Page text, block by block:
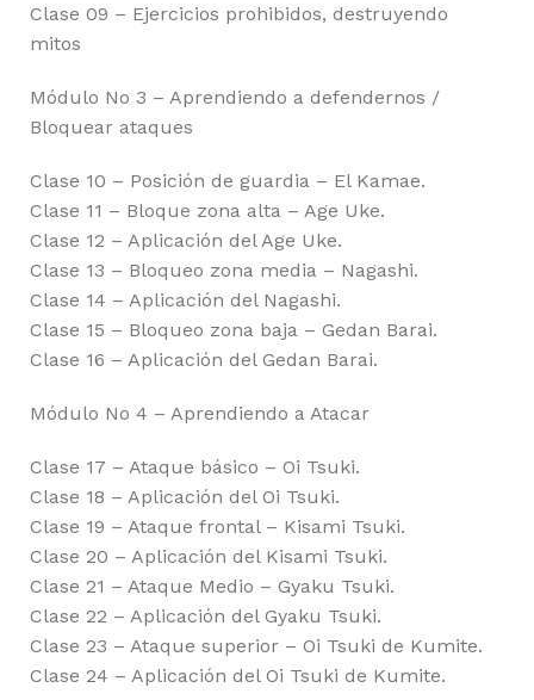
Clase 09 – Ejercicios prohibidos, destruyendo
mitos
Módulo No 3 – Aprendiendo a defendernos /
Bloquear ataques
Clase 10 – Posición de guardia – El Kamae.
Clase 11 – Bloque zona alta – Age Uke.
Clase 12 – Aplicación del Age Uke.
Clase 13 – Bloqueo zona media – Nagashi.
Clase 14 – Aplicación del Nagashi.
Clase 15 – Bloqueo zona baja – Gedan Barai.
Clase 16 – Aplicación del Gedan Barai.
Módulo No 4 – Aprendiendo a Atacar
Clase 17 – Ataque básico – Oi Tsuki.
Clase 18 – Aplicación del Oi Tsuki.
Clase 19 – Ataque frontal – Kisami Tsuki.
Clase 20 – Aplicación del Kisami Tsuki.
Clase 21 – Ataque Medio – Gyaku Tsuki.
Clase 22 – Aplicación del Gyaku Tsuki.
Clase 23 – Ataque superior – Oi Tsuki de Kumite.
Clase 24 – Aplicación del Oi Tsuki de Kumite.